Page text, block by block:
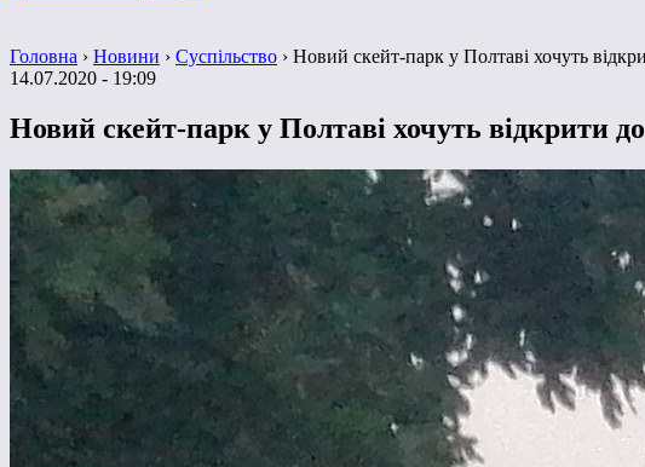
Головна › Новини › Суспільство › Новий скейт-парк у Полтаві хочуть
14.07.2020 - 19:09
Новий скейт-парк у Полтаві хочуть відкрити